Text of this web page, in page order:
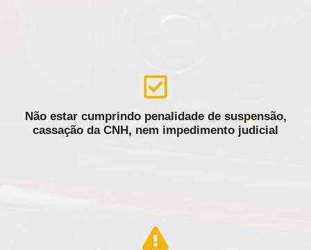
Não estar cumprindo penalidade de suspensão,
cassação da CNH, nem impedimento judicial